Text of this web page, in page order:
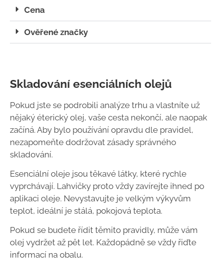
Cena
Ověřené značky
Skladování esenciálních olejů
Pokud jste se podrobili analýze trhu a vlastníte už
nějaký éterický olej, vaše cesta nekončí, ale naopak
začíná. Aby bylo používání opravdu dle pravidel,
nezapomeňte dodržovat zásady správného
skladování.
Esenciální oleje jsou těkavé látky, které rychle
vyprchávají. Lahvičky proto vždy zavírejte ihned po
aplikaci oleje. Nevystavujte je velkým výkyvům
teplot, ideální je stálá, pokojová teplota.
Pokud se budete řídit těmito pravidly, může vám
olej vydržet až pět let. Každopádně se vždy řiďte
informací na obalu.